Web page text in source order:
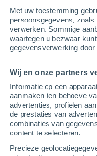
Met uw toestemming
persoonsgegevens,
verwerken. Sommige
waartegen u bezwaar
gegevensverwerking
Wij en onze partners
Informatie op een
aanmaken ten behoeve
advertenties, profielen
de prestaties van
combinaties van
content te selecteren.
Precieze
Vrijdag7
11°